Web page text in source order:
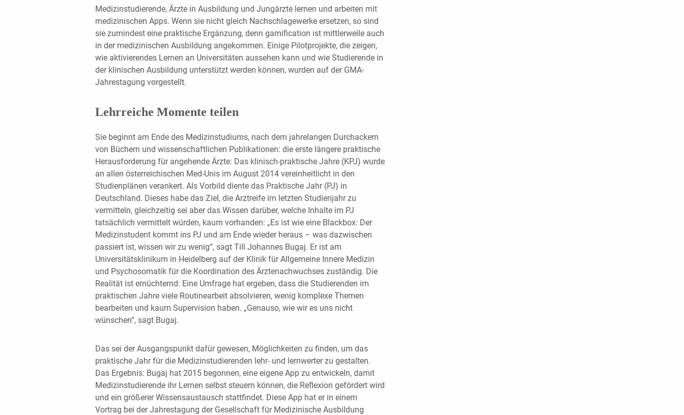
Medizinstudierende, Ärzte in Ausbildung und Jungärzte lernen und arbeiten mit
medizinischen Apps. Wenn sie nicht gleich Nachschlagewerke ersetzen, so sind
sie zumindest eine praktische Ergänzung, denn gamification ist mittlerweile auch
in der medizinischen Ausbildung angekommen. Einige Pilotprojekte, die zeigen,
wie aktivierendes Lernen an Universitäten aussehen kann und wie Studierende in
der klinischen Ausbildung unterstützt werden können, wurden auf der GMA-
Jahrestagung vorgestellt.
Lehrreiche Momente teilen
Sie beginnt am Ende des Medizinstudiums, nach dem jahrelangen Durchackern
von Büchern und wissenschaftlichen Publikationen: die erste längere praktische
Herausforderung für angehende Ärzte: Das klinisch-praktische Jahre (KPJ) wurde
an allen österreichischen Med-Unis im August 2014 vereinheitlicht in den
Studienplänen verankert. Als Vorbild diente das Praktische Jahr (PJ) in
Deutschland. Dieses habe das Ziel, die Arztreife im letzten Studienjahr zu
vermitteln, gleichzeitig sei aber das Wissen darüber, welche Inhalte im PJ
tatsächlich vermittelt würden, kaum vorhanden: „Es ist wie eine Blackbox: Der
Medizinstudent kommt ins PJ und am Ende wieder heraus – was dazwischen
passiert ist, wissen wir zu wenig“, sagt Till Johannes Bugaj. Er ist am
Universitätsklinikum in Heidelberg auf der Klinik für Allgemeine Innere Medizin
und Psychosomatik für die Koordination des Ärztenachwuchses zuständig. Die
Realität ist ernüchternd: Eine Umfrage hat ergeben, dass die Studierenden im
praktischen Jahre viele Routinearbeit absolvieren, wenig komplexe Themen
bearbeiten und kaum Supervision haben. „Genauso, wie wir es uns nicht
wünschen“, sagt Bugaj.
Das sei der Ausgangspunkt dafür gewesen, Möglichkeiten zu finden, um das
praktische Jahr für die Medizinstudierenden lehr- und lernwerter zu gestalten.
Das Ergebnis: Bugaj hat 2015 begonnen, eine eigene App zu entwickeln, damit
Medizinstudierende ihr Lernen selbst steuern können, die Reflexion gefördert wird
und ein größerer Wissensaustausch stattfindet. Diese App hat er in einem
Vortrag bei der Jahrestagung der Gesellschaft für Medizinische Ausbildung